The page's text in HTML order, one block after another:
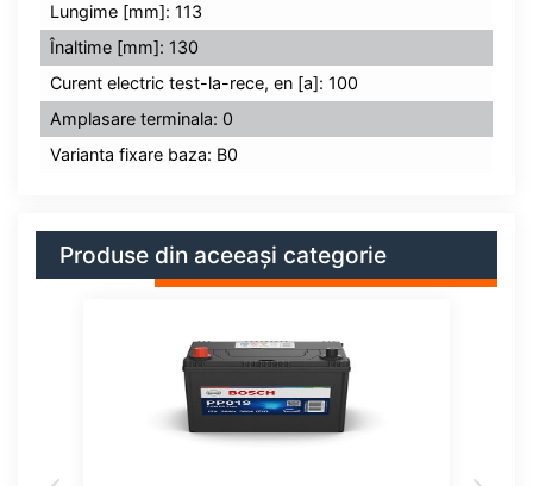
Lungime [mm]: 113
Înaltime [mm]: 130
Curent electric test-la-rece, en [a]: 100
Amplasare terminala: 0
Varianta fixare baza: B0
Produse din aceeași categorie